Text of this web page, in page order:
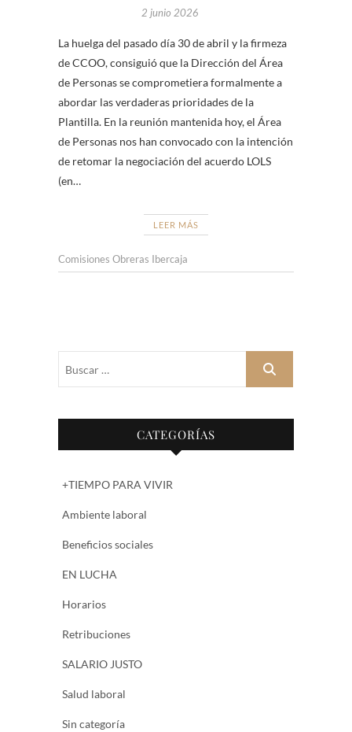
2 junio 2026
La huelga del pasado día 30 de abril y la firmeza
de CCOO, consiguió que la Dirección del Área
de Personas se comprometiera formalmente a
abordar las verdaderas prioridades de la
Plantilla. En la reunión mantenida hoy, el Área
de Personas nos han convocado con la intención
de retomar la negociación del acuerdo LOLS
(en…
LEER MÁS
Comisiones Obreras Ibercaja
Buscar
CATEGORÍAS
+TIEMPO PARA VIVIR
Ambiente laboral
Beneficios sociales
EN LUCHA
Horarios
Retribuciones
SALARIO JUSTO
Salud laboral
Sin categoría